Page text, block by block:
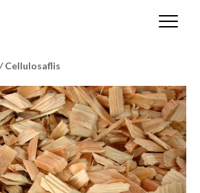
/ Cellulosaflis